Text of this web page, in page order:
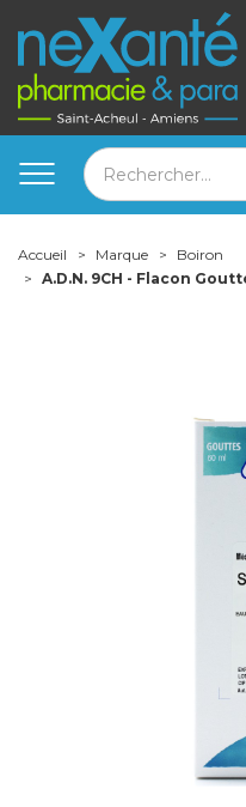
Accueil Marque
Boiron
A.D.N. 9CH - Flacon